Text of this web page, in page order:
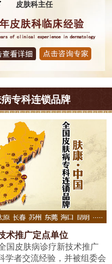
皮肤科主任
专科连锁品牌
术推广定点单位
国皮肤病诊疗新技术推广
学者交流经验，并被组委会